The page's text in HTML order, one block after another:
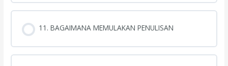
11. BAGAIMANA MEMULAKAN PENULISAN